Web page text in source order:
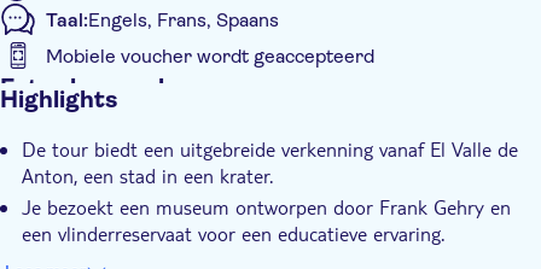
dierentuin vanaf Nispero gaat.
De reis gaat verder met een korte wandeling naar de El Macho
waterval, die dient als opwarming voor een andere korte tocht
naar de Petroglyph site. Nadat je je in het zweet hebt gewerkt,
warmwaterbron en zwembad, compleet met een verjongende
moddermaskerbehandeling.
Het laatste deel vanaf je tour neemt je mee door de stad zelf,
met spectaculaire uitzichten op de Sleeping Indian Mountain.
Taal:Engels, Frans, Spaans
Mobiele voucher wordt geaccepteerd
Extra kenmerken
Entree inbegrepen
Tour met gids
Lokaal tintje
Highlights
De tour biedt een uitgebreide verkenning vanaf El Valle de
Anton, een stad in een krater.
Je bezoekt een museum ontworpen door Frank Gehry en
een vlinderreservaat voor een educatieve ervaring.